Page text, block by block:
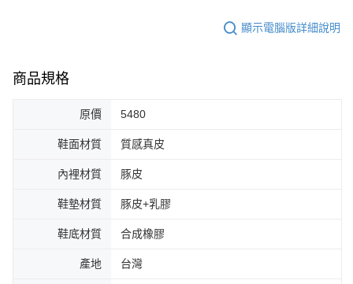
顯示電腦版詳細說明
商品規格
原價 5480
鞋面材質 質感真皮
內裡材質 豚皮
鞋墊材質 豚皮+乳膠
鞋底材質 合成橡膠
產地 台灣